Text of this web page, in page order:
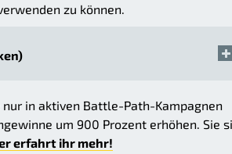
zu können.
in aktiven Battle-Path-Kampagnen
um 900 Prozent erhöhen. Sie
erfahrt ihr mehr!